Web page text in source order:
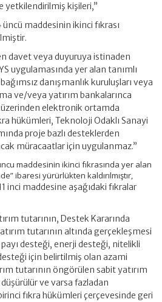
yetkilendirilmiş kişileri,”
üncü maddesinin ikinci fıkrası
davet veya duyuruya istinaden
uygulamasında yer alan tanımlı
danışmanlık kuruluşları veya
ve/veya yatırım bankalarınca
üzerinden elektronik ortamda
hükümleri, Teknoloji Odaklı Sanayi
proje bazlı desteklerden
müracaatlar için uygulanmaz.”
maddesinin ikinci fıkrasında yer alan
ibaresi yürürlükten kaldırılmıştır,
inci maddesine aşağıdaki fıkralar
tutarının, Destek Kararında
tutarının altında gerçekleşmesi
desteği, enerji desteği, nitelikli
için belirtilmiş olan azami
tutarının öngörülen sabit yatırım
ve varsa fazladan
fıkra hükümleri çerçevesinde geri